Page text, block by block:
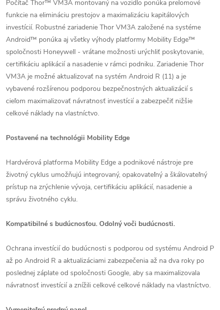
Počítač Thor™ VM3A montovaný na vozidlo ponúka prelomové
funkcie na elimináciu prestojov a maximalizáciu kapitálových
investícií. Robustné zariadenie Thor VM3A založené na systéme
Android™ ponúka aj všetky výhody platformy Mobility Edge™
spoločnosti Honeywell - vrátane možnosti urýchliť poskytovanie,
certifikáciu aplikácií a nasadenie v rámci podniku. Zariadenie Thor
VM3A je možné aktualizovať na systém Android R (11) a je
vybavené rozšírenou podporou bezpečnostných aktualizácií s
cieľom maximalizovať návratnosť investícií a zabezpečiť nižšie
celkové náklady na vlastníctvo.
Postavené na technológii Mobility Edge
Hardvérová platforma Mobility Edge a podnikové nástroje pre
životný cyklus umožňujú integrovaný, opakovateľný a škálovateľný
prístup na zrýchlenie vývoja, certifikáciu aplikácií, nasadenie a
správu životného cyklu.
Kompatibilné s budúcnosťou. Odolný voči budúcnosti.
Ochrana investícií do budúcnosti s podporou od systému Android P
až po Android R a aktualizáciami zabezpečenia až na dva roky po
poslednej záplate od spoločnosti Google, aby sa maximalizovala
návratnosť investícií a znížili celkové celkové náklady na vlastníctvo.